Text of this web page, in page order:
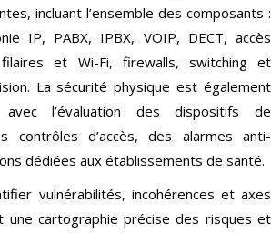
incluant l’ensemble des composants :
IP, PABX, IPBX, VOIP, DECT, accès
et Wi-Fi, firewalls, switching et
La sécurité physique est également
l’évaluation des dispositifs de
contrôles d’accès, des alarmes anti-
dédiées aux établissements de santé.
vulnérabilités, incohérences et axes
une cartographie précise des risques et